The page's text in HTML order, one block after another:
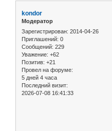
kondor
Модератор
Зарегистрирован: 2014-04-26
Приглашений: 0
Сообщений: 229
Уважение: +62
Позитив: +21
Провел на форуме:
5 дней 4 часа
Последний визит:
2026-07-08 16:41:33